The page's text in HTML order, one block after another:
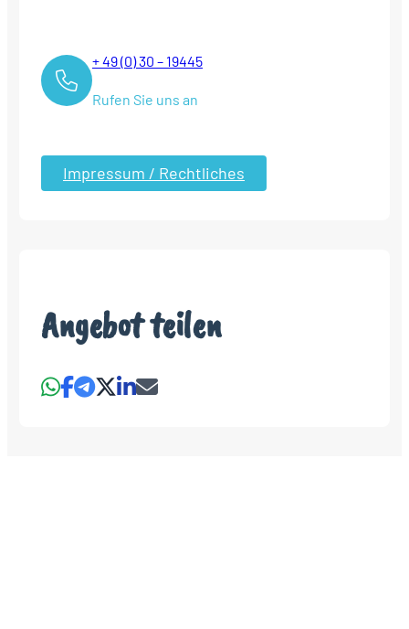
+ 49 (0) 30 – 19445
Rufen Sie uns an
Impressum / Rechtliches
Angebot teilen